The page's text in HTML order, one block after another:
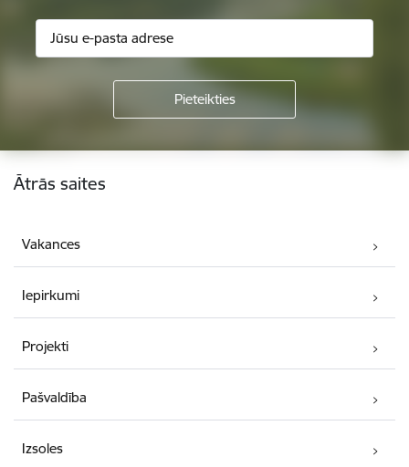
Kājene
Ātrās saites
Vakances
Iepirkumi
Projekti
Pašvaldība
Izsoles